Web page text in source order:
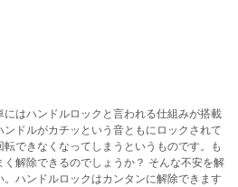
はハンドルロックと言われる仕組みが搭載
ドルがカチッという音ともにロックされて
できなくなってしまうというものです。も
解除できるのでしょうか？ そんな不安を解
ハンドルロックはカンタンに解除できます